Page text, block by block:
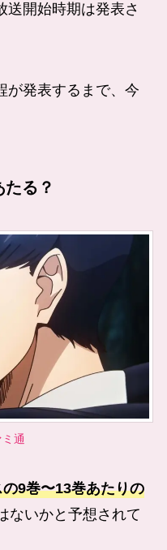
送開始時期は発表さ
が発表するまで、今
る？
通
9巻〜13巻あたりの
ないかと予想されて